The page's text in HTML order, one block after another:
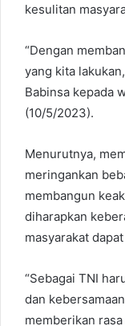
kesulitan
“Dengan
yang kita
Babinsa kepada
(10/5/2023).
Menurutnya,
meringankan
membangun
diharapkan
masyarakat
“Sebagai TNI
dan
memberikan